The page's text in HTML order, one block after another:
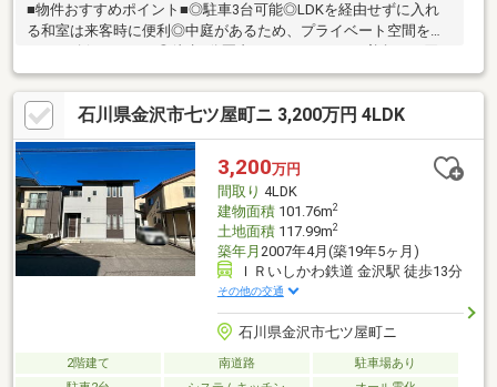
■物件おすすめポイント■◎駐車3台可能◎LDKを経由せずに入れ
る和室は来客時に便利◎中庭があるため、プライベート空間をし
物に便利◎のと里山海道へのアクセス良好■リフォーム■ 2026年
10月完成予定◎2階和室洋室化◎住設入替◎UB拡大◎建具入替◎
駐車場増設◎玄関扉修繕◎外壁塗装◎表層入替■周辺環境■◎清湖
小学校まで徒歩約14分◎内灘中学校まで徒歩約25分◎マックスバ
リュ内灘店まで徒歩約5分◎金沢信用金庫粟崎支店まで徒歩約13
分◎ドラッグストアコスモス内灘店まで徒歩約13分
石川県金沢市七ツ屋町ニ 3,200万円 4LDK
3,200万円
間取り 4LDK
建物面積101.76m2
土地面積117.99m2
築年月 2007年4月(築19年5ヶ月)
ＩＲいしかわ鉄道 金沢駅 徒歩13分
その他の交通
石川県金沢市七ツ屋町ニ
2階建て 南道路
駐車場あり